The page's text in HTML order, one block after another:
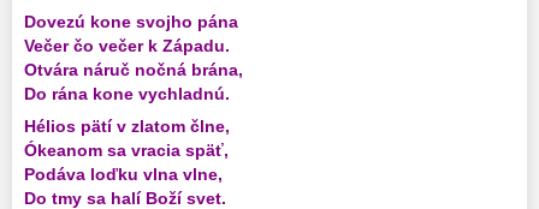
Dovezú kone svojho pána
Večer čo večer k Západu.
Otvára náruč nočná brána,
Do rána kone vychladnú.
Hélios pätí v zlatom člne,
Ókeanom sa vracia späť,
Podáva loďku vlna vlne,
Do tmy sa halí Boží svet.